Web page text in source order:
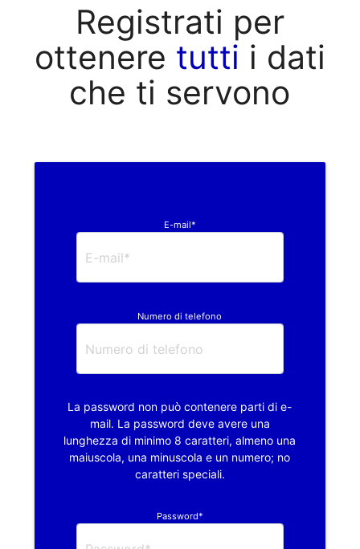
Registrati per
ottenere tutti i dati
che ti servono
E-mail*
Numero di telefono
La password non può contenere parti di e-
mail. La password deve avere una
lunghezza di minimo 8 caratteri, almeno una
maiuscola, una minuscola e un numero; no
caratteri speciali.
Password*